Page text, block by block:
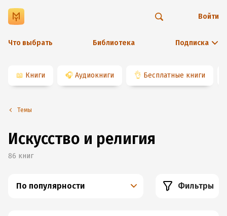
Что выбрать Библиотека Подписка
Войти
📖 Книги 🎧 Аудиокниги 👌 Бесплатные книги
Темы
Искусство и религия
86 книг
По популярности Фильтры